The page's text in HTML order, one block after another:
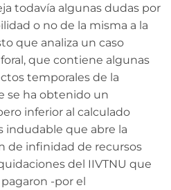
todavía algunas dudas por
o no de la misma a la
que analiza un caso
que contiene algunas
temporales de la
se ha obtenido un
inferior al calculado
indudable que abre la
de infinidad de recursos
del IIVTNU que
-por el